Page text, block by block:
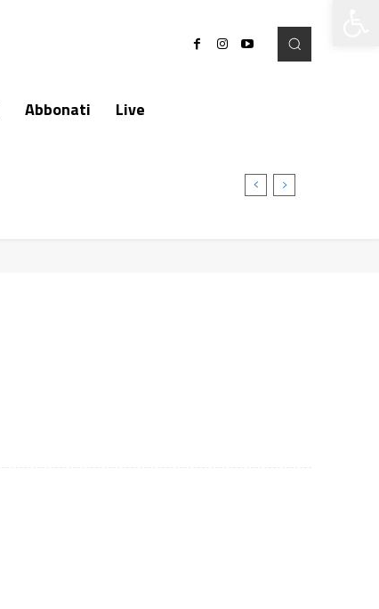
Abbonati
Live